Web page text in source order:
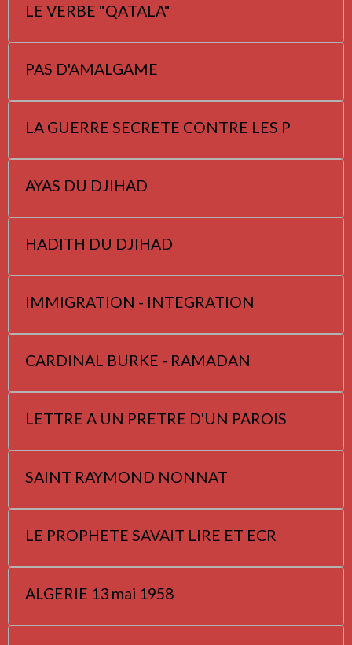
LE VERBE "QATALA"
PAS D'AMALGAME
LA GUERRE SECRETE CONTRE LES P
AYAS DU DJIHAD
HADITH DU DJIHAD
IMMIGRATION - INTEGRATION
CARDINAL BURKE - RAMADAN
LETTRE A UN PRETRE D'UN PAROIS
SAINT RAYMOND NONNAT
LE PROPHETE SAVAIT LIRE ET ECR
ALGERIE 13 mai 1958